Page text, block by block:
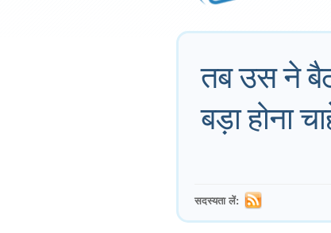
तब उस ने
बड़ा होना
सदस्यता लें: